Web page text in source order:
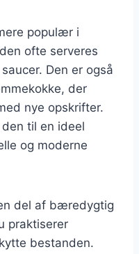
populær i
ofte serveres
Den er også
der
nye opskrifter.
til en ideel
og moderne
del af bæredygtig
praktiserer
bestanden.